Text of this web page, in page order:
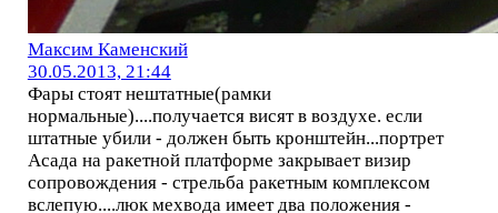
Максим Каменский
30.05.2013, 21:44
Фары стоят нештатные(рамки
нормальные)....получается висят в воздухе. если
штатные убили - должен быть кронштейн...портрет
Асада на ракетной платформе закрывает визир
сопровождения - стрельба ракетным комплексом
вслепую....люк мехвода имеет два положения -